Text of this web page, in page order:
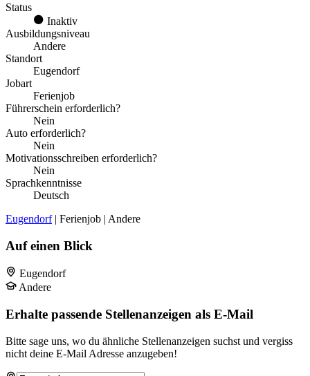
Status
Inaktiv
Ausbildungsniveau
Andere
Standort
Eugendorf
Jobart
Ferienjob
Führerschein erforderlich?
Nein
Auto erforderlich?
Nein
Motivationsschreiben erforderlich?
Nein
Sprachkenntnisse
Deutsch
Eugendorf| Ferienjob | Andere
Auf einen Blick
Eugendorf
Andere
Erhalte passende Stellenanzeigen als E-Mail
Bitte sage uns, wo du ähnliche Stellenanzeigen suchst und vergiss
nicht deine E-Mail Adresse anzugeben!